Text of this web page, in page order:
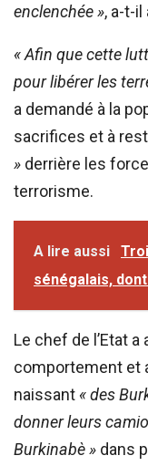
enclenchée », a-t-il
« Afin que cette
pour libérer les
a demandé à la
sacrifices et à
» derrière les
terrorisme.
A lire aussi
sénégalais,
Le chef de l’Etat
comportement et
naissant « des
donner leurs
Burkinabè » dans